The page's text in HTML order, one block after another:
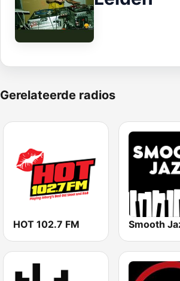
Gerelateerde radios
HOT 102.7 FM